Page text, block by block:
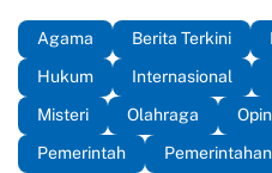
Agama Berita Terkini
Hukum
Internasional
Misteri
Olahraga
Pemerintah
Pemerintahan